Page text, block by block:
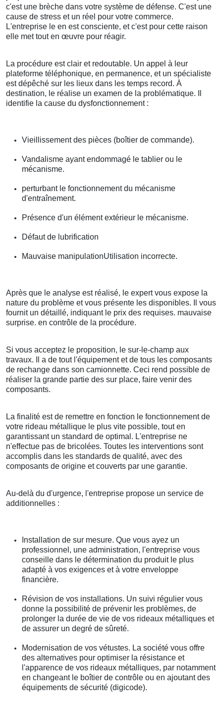
c'est une brèche dans votre système de défense. C'est une
cause de stress et un réel pour votre commerce.
L'entreprise le en est consciente, et c'est pour cette raison
elle met tout en œuvre pour réagir.
La procédure est clair et redoutable. Un appel à leur
plateforme téléphonique, en permanence, et un spécialiste
est dépêché sur les lieux dans les temps record. À
destination, le réalise un examen de la problématique. Il
identifie la cause du dysfonctionnement :
Vieillissement des pièces (boîtier de commande).
Vandalisme ayant endommagé le tablier ou le
mécanisme.
perturbant le fonctionnement du mécanisme
d'entraînement.
Présence d'un élément extérieur le mécanisme.
Défaut de lubrification
Mauvaise manipulationUtilisation incorrecte.
Après que le analyse est réalisé, le expert vous expose la
nature du problème et vous présente les disponibles. Il vous
fournit un détaillé, indiquant le prix des requises. mauvaise
surprise. en contrôle de la procédure.
Si vous acceptez le proposition, le sur-le-champ aux
travaux. Il a de tout l'équipement et de tous les composants
de rechange dans son camionnette. Ceci rend possible de
réaliser la grande partie des sur place, faire venir des
composants.
La finalité est de remettre en fonction le fonctionnement de
votre rideau métallique le plus vite possible, tout en
garantissant un standard de optimal. L'entreprise ne
n'effectue pas de bricolées. Toutes les interventions sont
accomplis dans les standards de qualité, avec des
composants de origine et couverts par une garantie.
Au-delà du d'urgence, l'entreprise propose un service de
additionnelles :
Installation de sur mesure. Que vous ayez un
professionnel, une administration, l'entreprise vous
conseille dans le détermination du produit le plus
adapté à vos exigences et à votre enveloppe
financière.
Révision de vos installations. Un suivi régulier vous
donne la possibilité de prévenir les problèmes, de
prolonger la durée de vie de vos rideaux métalliques et
de assurer un degré de sûreté.
Modernisation de vos vétustes. La société vous offre
des alternatives pour optimiser la résistance et
l'apparence de vos rideaux métalliques, par notamment
en changeant le boîtier de contrôle ou en ajoutant des
équipements de sécurité (digicode).